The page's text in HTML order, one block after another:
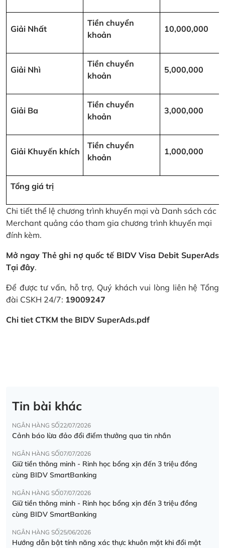
Giải Nhất
Tiền chuyển
khoản
10,000,000
Giải Nhì
Tiền chuyển
khoản
5,000,000
Giải Ba
Tiền chuyển
khoản
3,000,000
Giải Khuyến khích
Tiền chuyển
khoản
1,000,000
Tổng giá trị
Chi tiết thể lệ chương trình khuyến mại và Danh sách các
Merchant quảng cáo tham gia chương trình khuyến mại
đính kèm.
Mở ngay Thẻ ghi nợ quốc tế BIDV Visa Debit SuperAds
Tại đây.
Để được tư vấn, hỗ trợ, Quý khách vui lòng liên hệ Tổng
đài CSKH 24/7: 19009247
Chi tiet CTKM the BIDV SuperAds.pdf
Tin bài khác
NGÂN HÀNG SỐ22/07/2026
Cảnh báo lừa đảo đổi điểm thưởng qua tin nhắn
NGÂN HÀNG SỐ07/07/2026
Giữ tiền thông minh - Rinh học bổng xịn đến 3 triệu đồng
cùng BIDV SmartBanking
NGÂN HÀNG SỐ07/07/2026
Giữ tiền thông minh - Rinh học bổng xịn đến 3 triệu đồng
cùng BIDV SmartBanking
NGÂN HÀNG SỐ25/06/2026
Hướng dẫn bật tính năng xác thực khuôn mặt khi đổi mật